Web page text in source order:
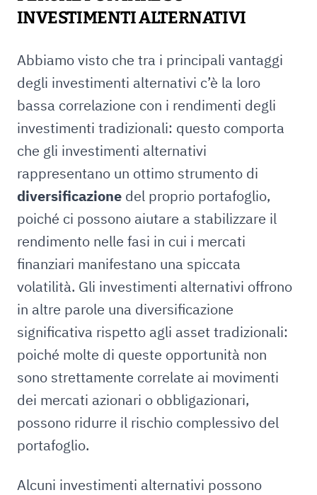
INVESTIMENTI ALTERNATIVI
Abbiamo visto che tra i principali vantaggi
degli investimenti alternativi c’è la loro
bassa correlazione con i rendimenti degli
investimenti tradizionali: questo comporta
che gli investimenti alternativi
rappresentano un ottimo strumento di
diversificazione del proprio portafoglio,
poiché ci possono aiutare a stabilizzare il
rendimento nelle fasi in cui i mercati
finanziari manifestano una spiccata
volatilità. Gli investimenti alternativi offrono
in altre parole una diversificazione
significativa rispetto agli asset tradizionali:
poiché molte di queste opportunità non
sono strettamente correlate ai movimenti
dei mercati azionari o obbligazionari,
possono ridurre il rischio complessivo del
portafoglio.
Alcuni investimenti alternativi possono